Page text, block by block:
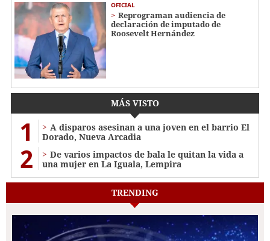
OFICIAL
Reprograman audiencia de
declaración de imputado de
Roosevelt Hernández
MÁS VISTO
1
A disparos asesinan a una joven en el barrio El
Dorado, Nueva Arcadia
2
De varios impactos de bala le quitan la vida a
una mujer en La Iguala, Lempira
TRENDING